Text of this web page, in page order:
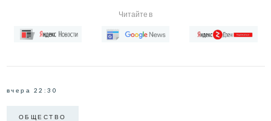
Читайте в
вчера 22:30
ОБЩЕСТВО